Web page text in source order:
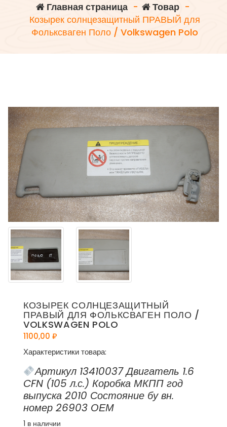
Главная страница- Товар-
Козырек солнцезащитный ПРАВЫЙ для
Фольксваген Поло / Volkswagen Polo
КОЗЫРЕК СОЛНЦЕЗАЩИТНЫЙ
ПРАВЫЙ ДЛЯ ФОЛЬКСВАГЕН ПОЛО /
VOLKSWAGEN POLO
1100,00 ₽
Характеристики товара:
Артикул 13410037 Двигатель 1.6
CFN (105 л.с.) Коробка МКПП год
выпуска 2010 Состояние бу вн.
номер 26903 ОЕМ
1 в наличии